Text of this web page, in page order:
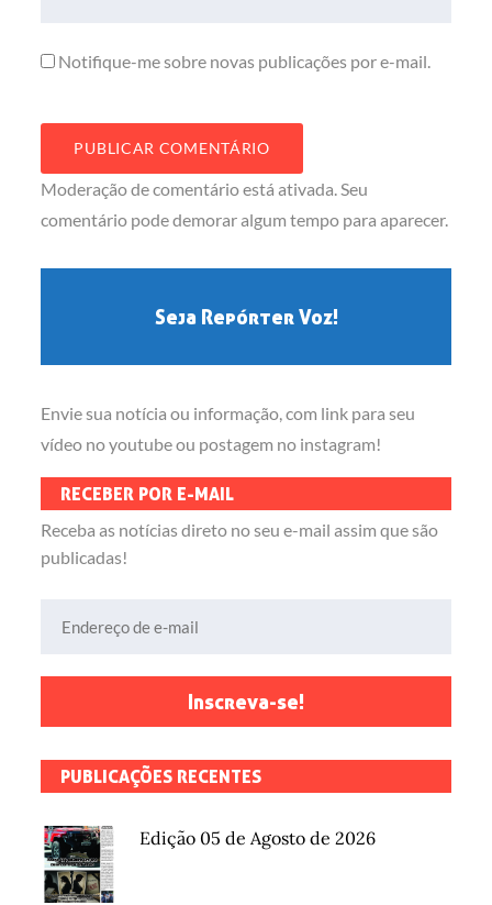
Notifique-me sobre novas publicações por e-mail.
Moderação de comentário está ativada. Seu
comentário pode demorar algum tempo para aparecer.
Seja Repórter Voz!
Envie sua notícia ou informação, com link para seu
vídeo no youtube ou postagem no instagram!
RECEBER POR E-MAIL
Receba as notícias direto no seu e-mail assim que são
publicadas!
Inscreva-se!
PUBLICAÇÕES RECENTES
Edição 05 de Agosto de 2026